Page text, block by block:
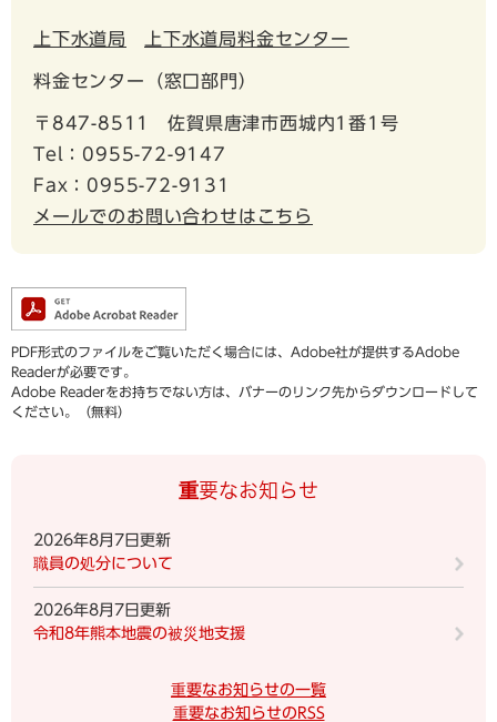
上下水道局 上下水道局料金センター
料金センター（窓口部門）
〒847-8511
佐賀県唐津市西城内1番1号
Tel：0955-72-9147
Fax：0955-72-9131
メールでのお問い合わせはこちら
PDF形式のファイルをご覧いただく場合には、Adobe社が提供するAdobe
Readerが必要です。
Adobe Readerをお持ちでない方は、バナーのリンク先からダウンロードして
ください。（無料）
重要なお知らせ
2026年8月7日更新
職員の処分について
2026年8月7日更新
令和8年熊本地震の被災地支援
重要なお知らせの一覧
重要なお知らせのRSS